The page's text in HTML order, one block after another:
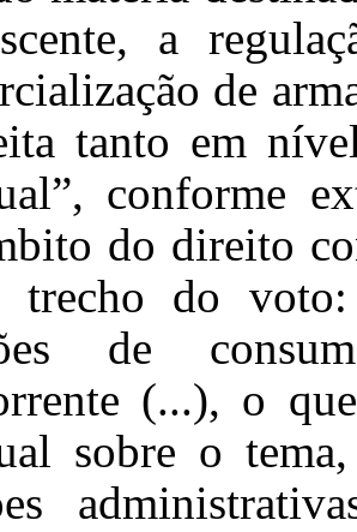
a
de
tanto em
conforme
do direito
trecho do voto:
de
(...), o
sobre o